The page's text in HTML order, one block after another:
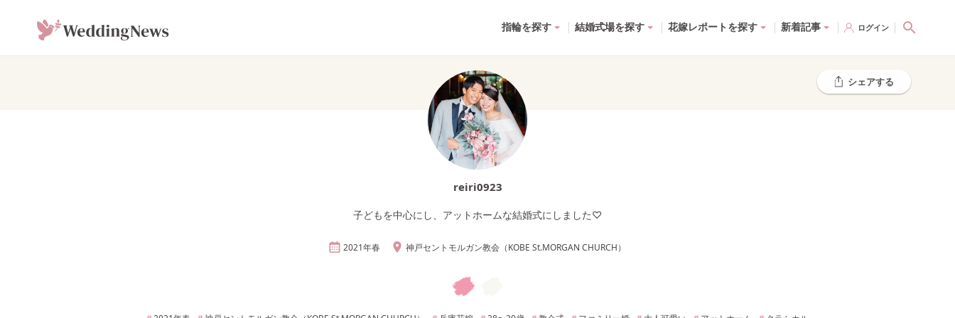
指輪を探す 結婚式場を探す 花嫁レポートを探す 新着記事 ログイン
シェアする
reiri0923
子どもを中心にし、アットホームな結婚式にしました♡
2021年春 神戸セントモルガン教会（KOBE St.MORGAN CHURCH）